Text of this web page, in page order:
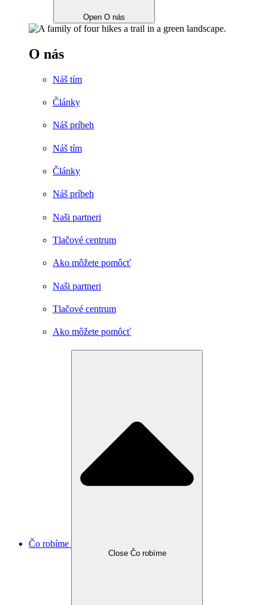
Open O nás
O nás
Náš tím
Články
Náš príbeh
Náš tím
Články
Náš príbeh
Naši partneri
Tlačové centrum
Ako môžete pomôcť
Naši partneri
Tlačové centrum
Ako môžete pomôcť
Čo robíme
Close Čo robíme